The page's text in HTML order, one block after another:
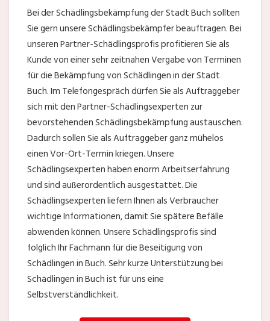
Bei der Schädlingsbekämpfung der Stadt Buch sollten
Sie gern unsere Schädlingsbekämpfer beauftragen. Bei
unseren Partner-Schädlingsprofis profitieren Sie als
Kunde von einer sehr zeitnahen Vergabe von Terminen
für die Bekämpfung von Schädlingen in der Stadt
Buch. Im Telefongespräch dürfen Sie als Auftraggeber
sich mit den Partner-Schädlingsexperten zur
bevorstehenden Schädlingsbekämpfung austauschen.
Dadurch sollen Sie als Auftraggeber ganz mühelos
einen Vor-Ort-Termin kriegen. Unsere
Schädlingsexperten haben enorm Arbeitserfahrung
und sind außerordentlich ausgestattet. Die
Schädlingsexperten liefern Ihnen als Verbraucher
wichtige Informationen, damit Sie spätere Befälle
abwenden können. Unsere Schädlingsprofis sind
folglich Ihr Fachmann für die Beseitigung von
Schädlingen in Buch. Sehr kurze Unterstützung bei
Schädlingen in Buch ist für uns eine
Selbstverständlichkeit.